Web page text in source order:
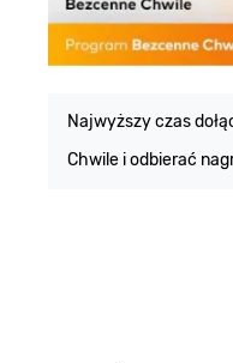
Najwyższy czas
Chwile i odbierać